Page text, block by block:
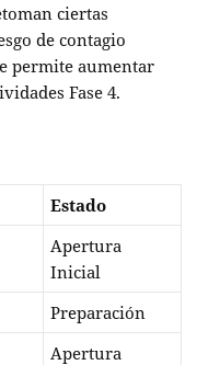
ciertas
de contagio
permite aumentar
Fase 4.
Estado
Apertura
Inicial
Preparación
Apertura